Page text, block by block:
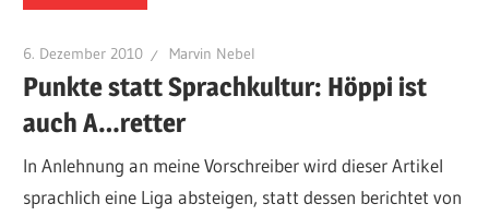
6. Dezember 2010 Marvin Nebel
Punkte statt Sprachkultur: Höppi ist
auch A…retter
In Anlehnung an meine Vorschreiber wird dieser Artikel
sprachlich eine Liga absteigen, statt dessen berichtet von